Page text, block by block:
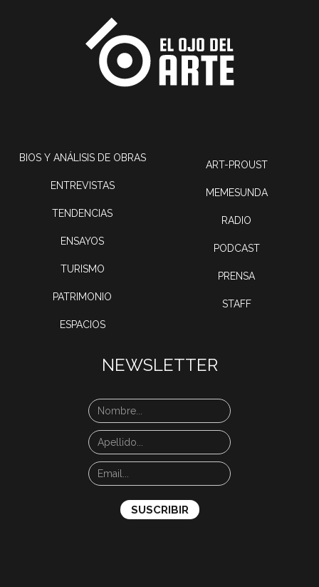
BIOS Y ANÁLISIS DE OBRAS
ENTREVISTAS
TENDENCIAS
ENSAYOS
TURISMO
PATRIMONIO
ESPACIOS
ART-PROUST
MEMESUNDA
RADIO
PODCAST
PRENSA
STAFF
NEWSLETTER